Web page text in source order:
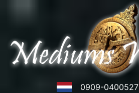
0909-0400527